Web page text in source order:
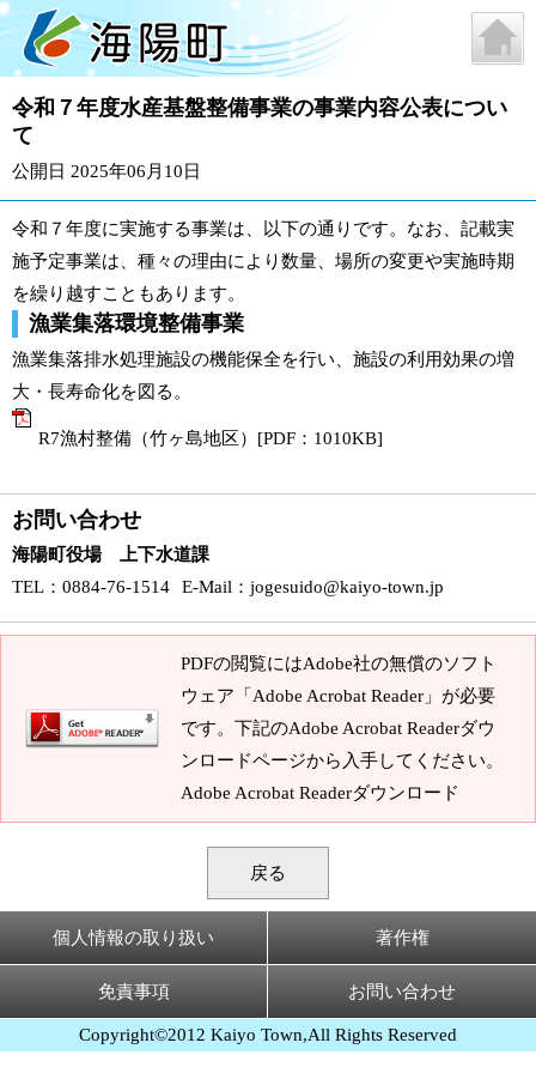
令和７年度水産基盤整備事業の事業内容公表につい
て
公開日 2025年06月10日
令和７年度に実施する事業は、以下の通りです。なお、記載実
施予定事業は、種々の理由により数量、場所の変更や実施時期
を繰り越すこともあります。
漁業集落環境整備事業
漁業集落排水処理施設の機能保全を行い、施設の利用効果の増
大・長寿命化を図る。
R7漁村整備（竹ヶ島地区）[PDF：1010KB]
お問い合わせ
海陽町役場 上下水道課
TEL ：0884-76-1514 E-Mail ： jogesuido@kaiyo-town.jp
PDFの閲覧にはAdobe社の無償のソフト
ウェア「Adobe Acrobat Reader」が必要
です。下記のAdobe Acrobat Readerダウ
ンロードページから入手してください。
Adobe Acrobat Readerダウンロード
戻る
個人情報の取り扱い 著作権
免責事項 お問い合わせ
Copyright©2012 Kaiyo Town,All Rights Reserved